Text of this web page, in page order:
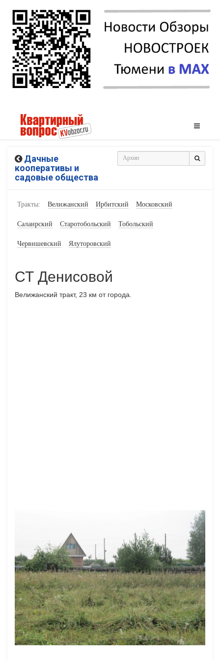
Дачные
кооперативы и
садовые общества
Тракты: Велижанский Ирбитский Московский
Салаирский Старотобольский Тобольский
Червишевский Ялуторовский
СТ Денисовой
Велижанский тракт, 23 км от города.